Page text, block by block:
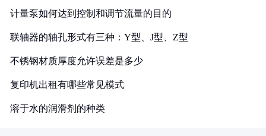
计量泵如何达到控制和调节流量的目的
联轴器的轴孔形式有三种：Y型、J型、Z型
不锈钢材质厚度允许误差是多少
复印机出租有哪些常见模式
溶于水的润滑剂的种类